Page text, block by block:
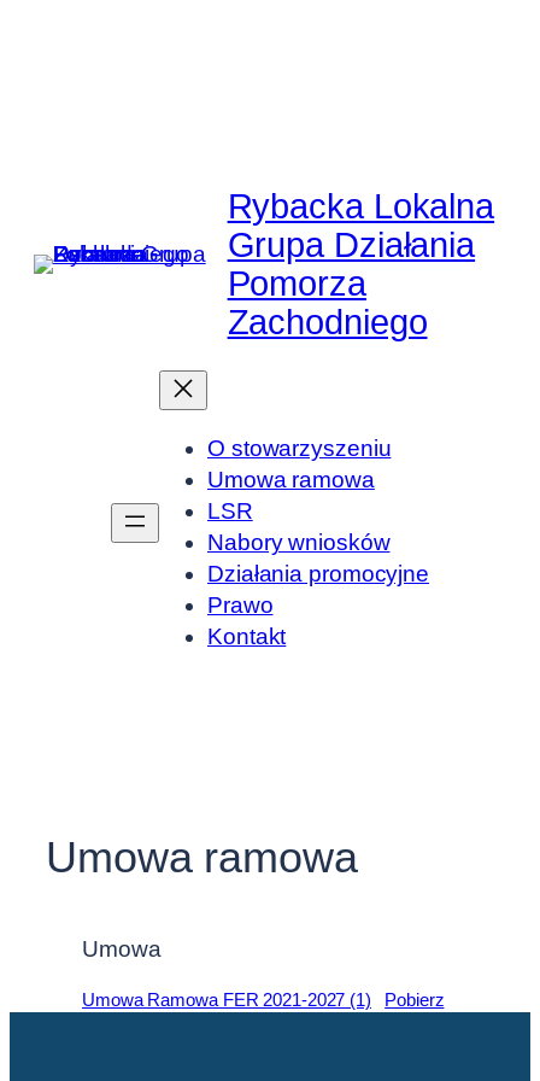
Rybacka Lokalna
Grupa Działania
Pomorza
Zachodniego
O stowarzyszeniu
Umowa ramowa
LSR
Nabory wniosków
Działania promocyjne
Prawo
Kontakt
Umowa ramowa
Umowa
Umowa Ramowa FER 2021-2027 (1) Pobierz